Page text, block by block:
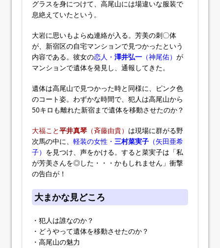
グラスを身につけて、高尾山には場違いな服装で
息絶えていたという。
大岩に思いもよらぬ連絡が入る。芳美の刺〇体
が、新宿区の自宅マンションで見つかったという
内容である。彼女の恋人・ 澤井弘一 （神尾佑） が
マンションで遺体を発見し、通報してきた。
遺体は高尾山で見つかった時と同様に、ピンク色
のコート姿。わずかな時間で、犯人は高尾山から
50キロも離れた新宿まで遺体を移動させたのか？
大福こと平井真琴 （斉藤由貴） は現場に群がる野
次馬の中に、 軽装の女性・ 三村菜実子 （矢田亜希
子） を見つけ、声をかける。すると菜実子は「私
が芳美さんを◎した・・・かもしれません」衝撃
の告白が！
大まかな見どころ
・犯人は誰なのか？
・どうやって遺体を移動させたのか？
・高尾山の魅力